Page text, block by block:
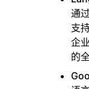
通
支
企
的